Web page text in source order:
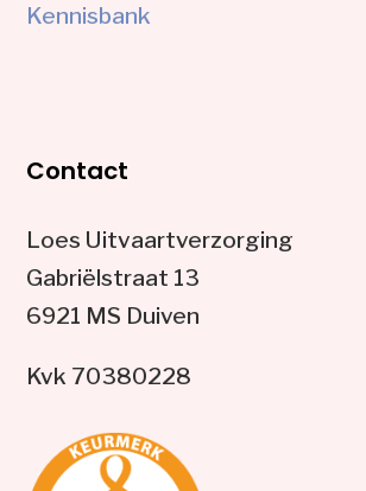
Kennisbank
Contact
Loes Uitvaartverzorging
Gabriëlstraat 13
6921 MS Duiven
Kvk 70380228